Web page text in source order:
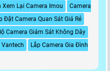
Xem Lại Camera Imou
Camera
Đặt Camera Quan Sát Giá Rẻ
Camera Giám Sát Không Dây
Vantech
Lắp Camera Gia Đình